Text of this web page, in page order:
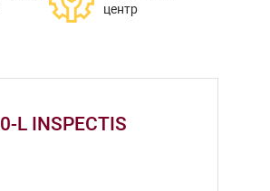
центр
L INSPECTIS